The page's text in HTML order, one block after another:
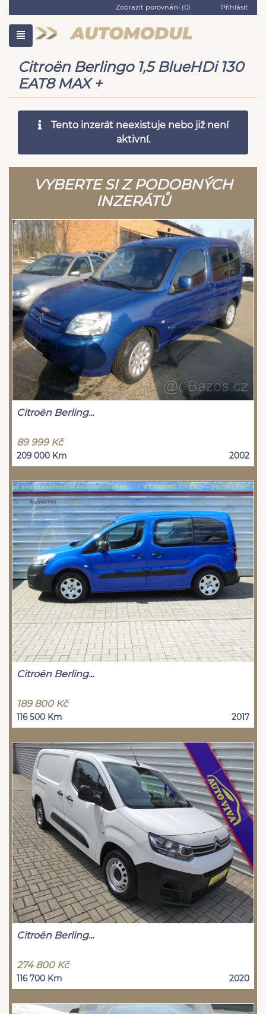
Zobrazit porovnání (0) Přihlásit
Citroën Berlingo 1,5 BlueHDi 130
EAT8 MAX +
Tento inzerát neexistuje nebo již není
aktivní.
VYBERTE SI Z PODOBNÝCH
INZERÁTŮ
Citroën Berling...
89 999 Kč
209 000 Km 2002
Citroën Berling...
189 800 Kč
116 500 Km 2017
Citroën Berling...
274 800 Kč
116 700 Km 2020